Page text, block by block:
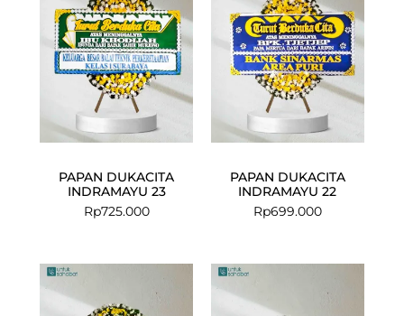
PAPAN DUKACITA
INDRAMAYU 23
Rp725.000
PAPAN DUKACITA
INDRAMAYU 22
Rp699.000